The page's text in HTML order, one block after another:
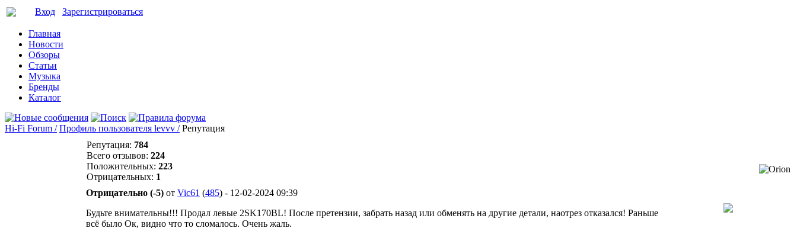
Вход Зарегистрироваться
Главная
Новости
Обзоры
Статьи
Музыка
Бренды
Каталог
Hi-Fi Forum / Профиль пользователя levvv / Репутация
Репутация: 784
Всего отзывов: 224
Положительных: 223
Отрицательных: 1
Отрицательно (-5) от Vic61 (485) - 12-02-2024 09:39
Будьте внимательны!!! Продал левые 2SK170BL! После претензии, забрать назад или обменять на другие детали, наотрез отказался! Раньше
всё было Ок, видно что то сломалось. Очень жаль.